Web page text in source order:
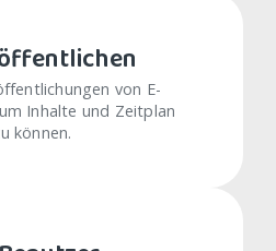
von E-
Inhalte und Zeitplan
können.